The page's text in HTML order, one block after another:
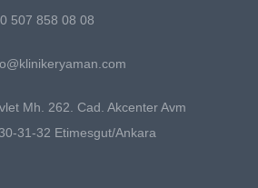
507 858 08 08
Mh. 262. Cad. Akcenter Avm
31-32 Etimesgut/Ankara